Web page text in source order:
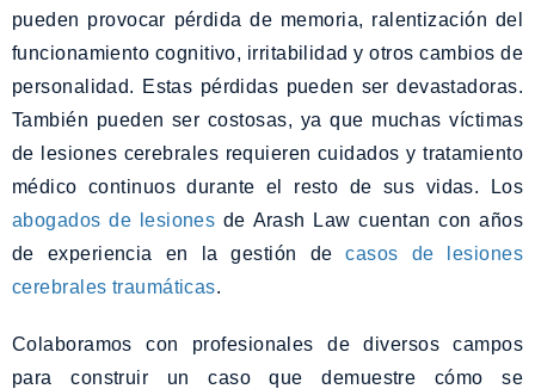
pueden provocar pérdida de memoria, ralentización del
funcionamiento cognitivo, irritabilidad y otros cambios de
personalidad. Estas pérdidas pueden ser devastadoras.
También pueden ser costosas, ya que muchas víctimas
de lesiones cerebrales requieren cuidados y tratamiento
médico continuos durante el resto de sus vidas. Los
abogados de lesiones de Arash Law cuentan con años
de experiencia en la gestión decasos de lesiones
cerebrales traumáticas.
Colaboramos con profesionales de diversos campos
para construir un caso que demuestre cómo se